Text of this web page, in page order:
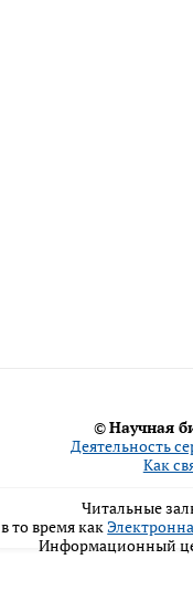
©Научная
Деятельность
Как
Читальные
в то время как
Информационный